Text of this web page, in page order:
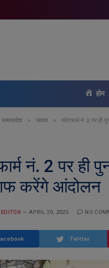
होम
मध्यप्रदेश » जावरा » प्लेटफार्म नं. 2 पर ही
नं. 2 पर ही
करेंगे आंदोलन
EDITOR APRIL 20, 2025 NO
Twitter